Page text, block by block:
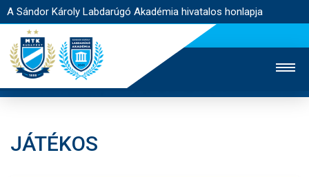
A Sándor Károly Labdarúgó Akadémia hivatalos honlapja
JÁTÉKOS